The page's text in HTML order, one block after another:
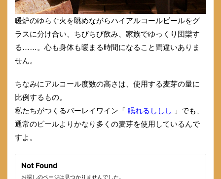
暖炉のゆらぐ火を眺めながらハイアルコールビールをグ
ラスに分け合い、ちびちび飲み、家族でゆっくり団欒す
る……。心も身体も暖まる時間になること間違いありま
せん。
ちなみにアルコール度数の高さは、使用する麦芽の量に
比例するもの。
私たちがつくるバーレイワイン「 眠れるししし
」でも、
通常のビールよりかなり多くの麦芽を使用しているんで
すよ。